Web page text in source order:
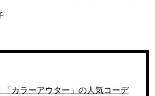
カラーアウター」の人気コーデ